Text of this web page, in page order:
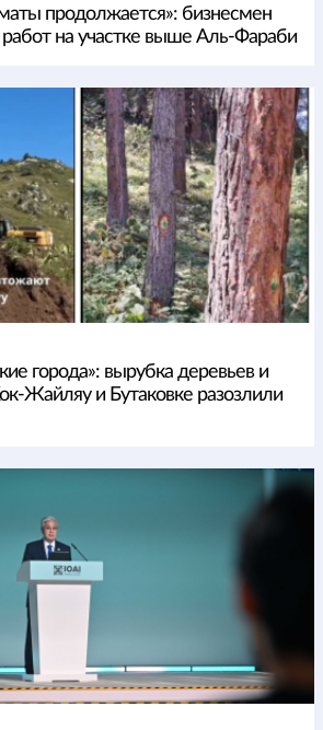
продолжается»: бизнесмен
на участке выше Аль-Фараби
города»: вырубка деревьев и
Жайляу и Бутаковке разозлили